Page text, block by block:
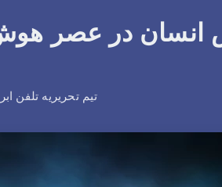
انسان در عصر
تیم تحریریه تلفن